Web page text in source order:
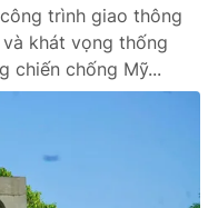
trình giao thông
khát vọng thống
chiến chống Mỹ...